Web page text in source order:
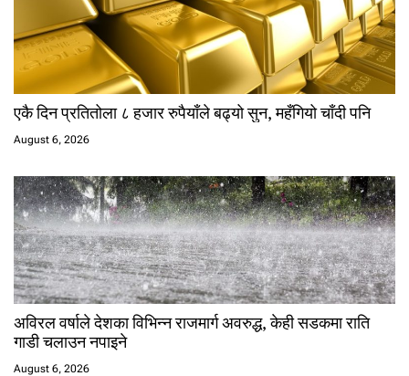
एकै दिन प्रतितोला ८ हजार रुपैयाँले बढ्यो सुन, महँगियो चाँदी पनि
August 6, 2026
अविरल वर्षाले देशका विभिन्न राजमार्ग अवरुद्ध, केही सडकमा राति
गाडी चलाउन नपाइने
August 6, 2026